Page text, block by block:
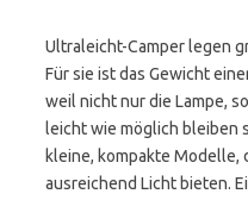
Ultraleicht-Camper legen
Für sie ist das Gewicht
weil nicht nur die Lampe,
leicht wie möglich bleiben
kleine, kompakte Modelle,
ausreichend Licht bieten.